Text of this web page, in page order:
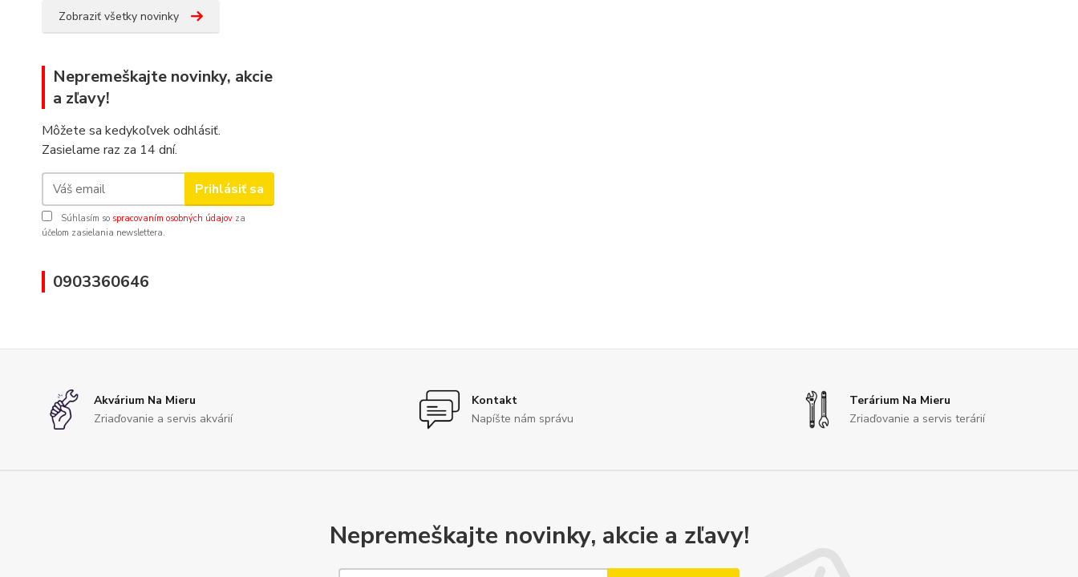
Zobraziť všetky novinky
Nepremeškajte novinky, akcie
a zľavy!
Môžete sa kedykoľvek odhlásiť.
Zasielame raz za 14 dní.
Prihlásiť sa
Súhlasím so spracovaním osobných údajov za
účelom zasielania newslettera.
0903360646
Akvárium Na Mieru
Zriaďovanie a servis akvárií
Kontakt
Napíšte nám správu
Terárium Na Mieru
Zriaďovanie a servis terárií
Nepremeškajte novinky, akcie a zľavy!